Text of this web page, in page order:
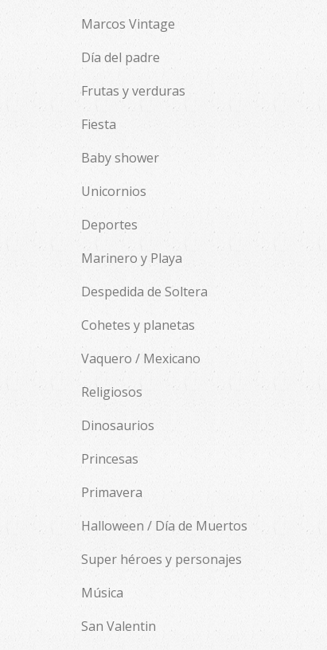
Marcos Vintage
Día del padre
Frutas y verduras
Fiesta
Baby shower
Unicornios
Deportes
Marinero y Playa
Despedida de Soltera
Cohetes y planetas
Vaquero / Mexicano
Religiosos
Dinosaurios
Princesas
Primavera
Halloween / Día de Muertos
Super héroes y personajes
Música
San Valentin